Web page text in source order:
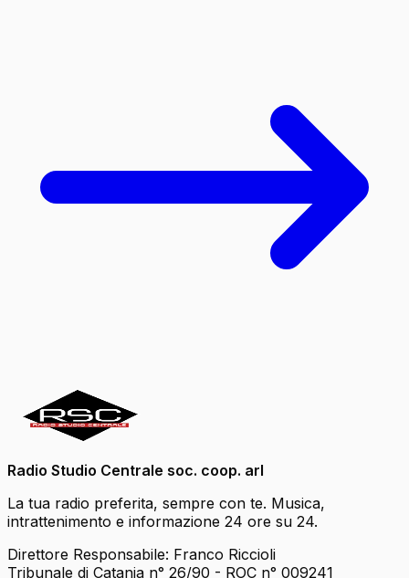
Radio Studio Centrale soc. coop. arl
La tua radio preferita, sempre con te. Musica,
intrattenimento e informazione 24 ore su 24.
Direttore Responsabile: Franco Riccioli
Tribunale di Catania n° 26/90 - ROC n° 009241